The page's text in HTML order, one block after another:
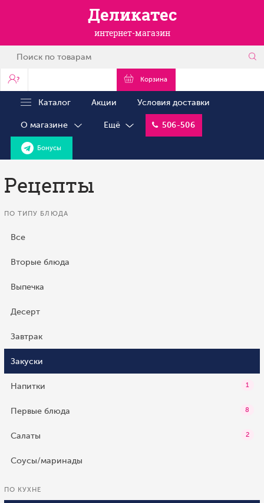
Деликатес
интернет-магазин
? Корзина
Каталог Акции Условия доставки
О магазине Ещё 506-506
Бонусы
Рецепты
ПО ТИПУ БЛЮДА
Все
Вторые блюда
Выпечка
Десерт
Завтрак
Закуски
Напитки 1
Первые блюда 8
Салаты 2
Соусы/маринады
ПО КУХНЕ